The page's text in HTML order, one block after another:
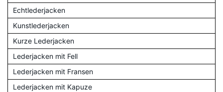
Echtlederjacken
Kunstlederjacken
Kurze Lederjacken
Lederjacken mit Fell
Lederjacken mit Fransen
Lederjacken mit Kapuze